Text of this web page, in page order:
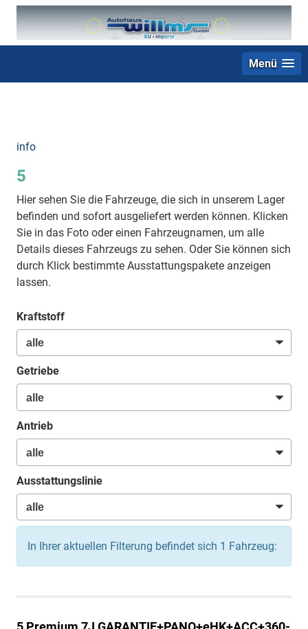
Menü
info
5
Hier sehen Sie die Fahrzeuge, die sich in unserem Lager
befinden und sofort ausgeliefert werden können. Klicken
Sie in das Foto oder einen Fahrzeugnamen, um alle
Details dieses Fahrzeugs zu sehen. Oder Sie können sich
durch Klick bestimmte Ausstattungspakete anzeigen
lassen.
Kraftstoff
Getriebe
Antrieb
Ausstattungslinie
In Ihrer aktuellen Filterung befindet sich 1 Fahrzeug: